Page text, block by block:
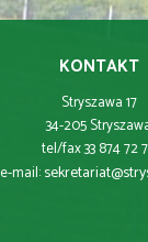
KONTAKT
Stryszawa 17
34-205
tel/fax 33 874 72
e-mail: